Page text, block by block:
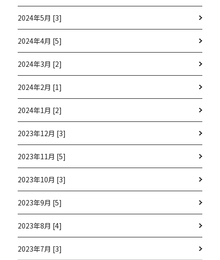
2024年5月 [3]
2024年4月 [5]
2024年3月 [2]
2024年2月 [1]
2024年1月 [2]
2023年12月 [3]
2023年11月 [5]
2023年10月 [3]
2023年9月 [5]
2023年8月 [4]
2023年7月 [3]